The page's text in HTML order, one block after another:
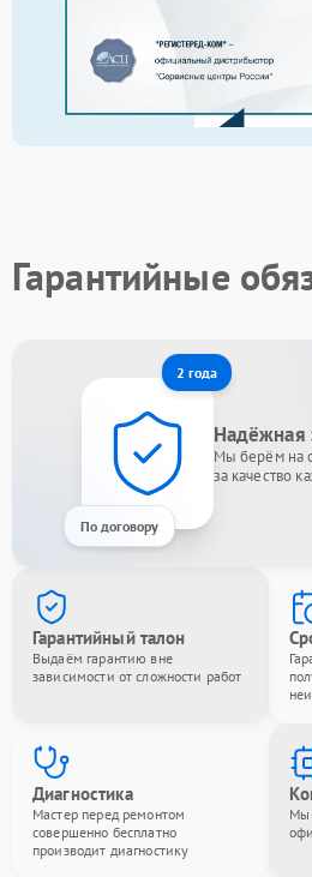
Гарантийные
2 года
По договору
Надёжная
Мы берём на
за качество
Гарантийный талон
Выдаём гарантию вне
зависимости от сложности работ
Диагностика
Мастер перед ремонтом
совершенно бесплатно
производит диагностику
Мы